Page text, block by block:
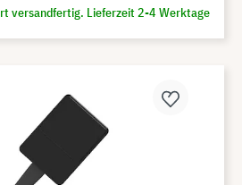
versandfertig. Lieferzeit 2-4 Werktage